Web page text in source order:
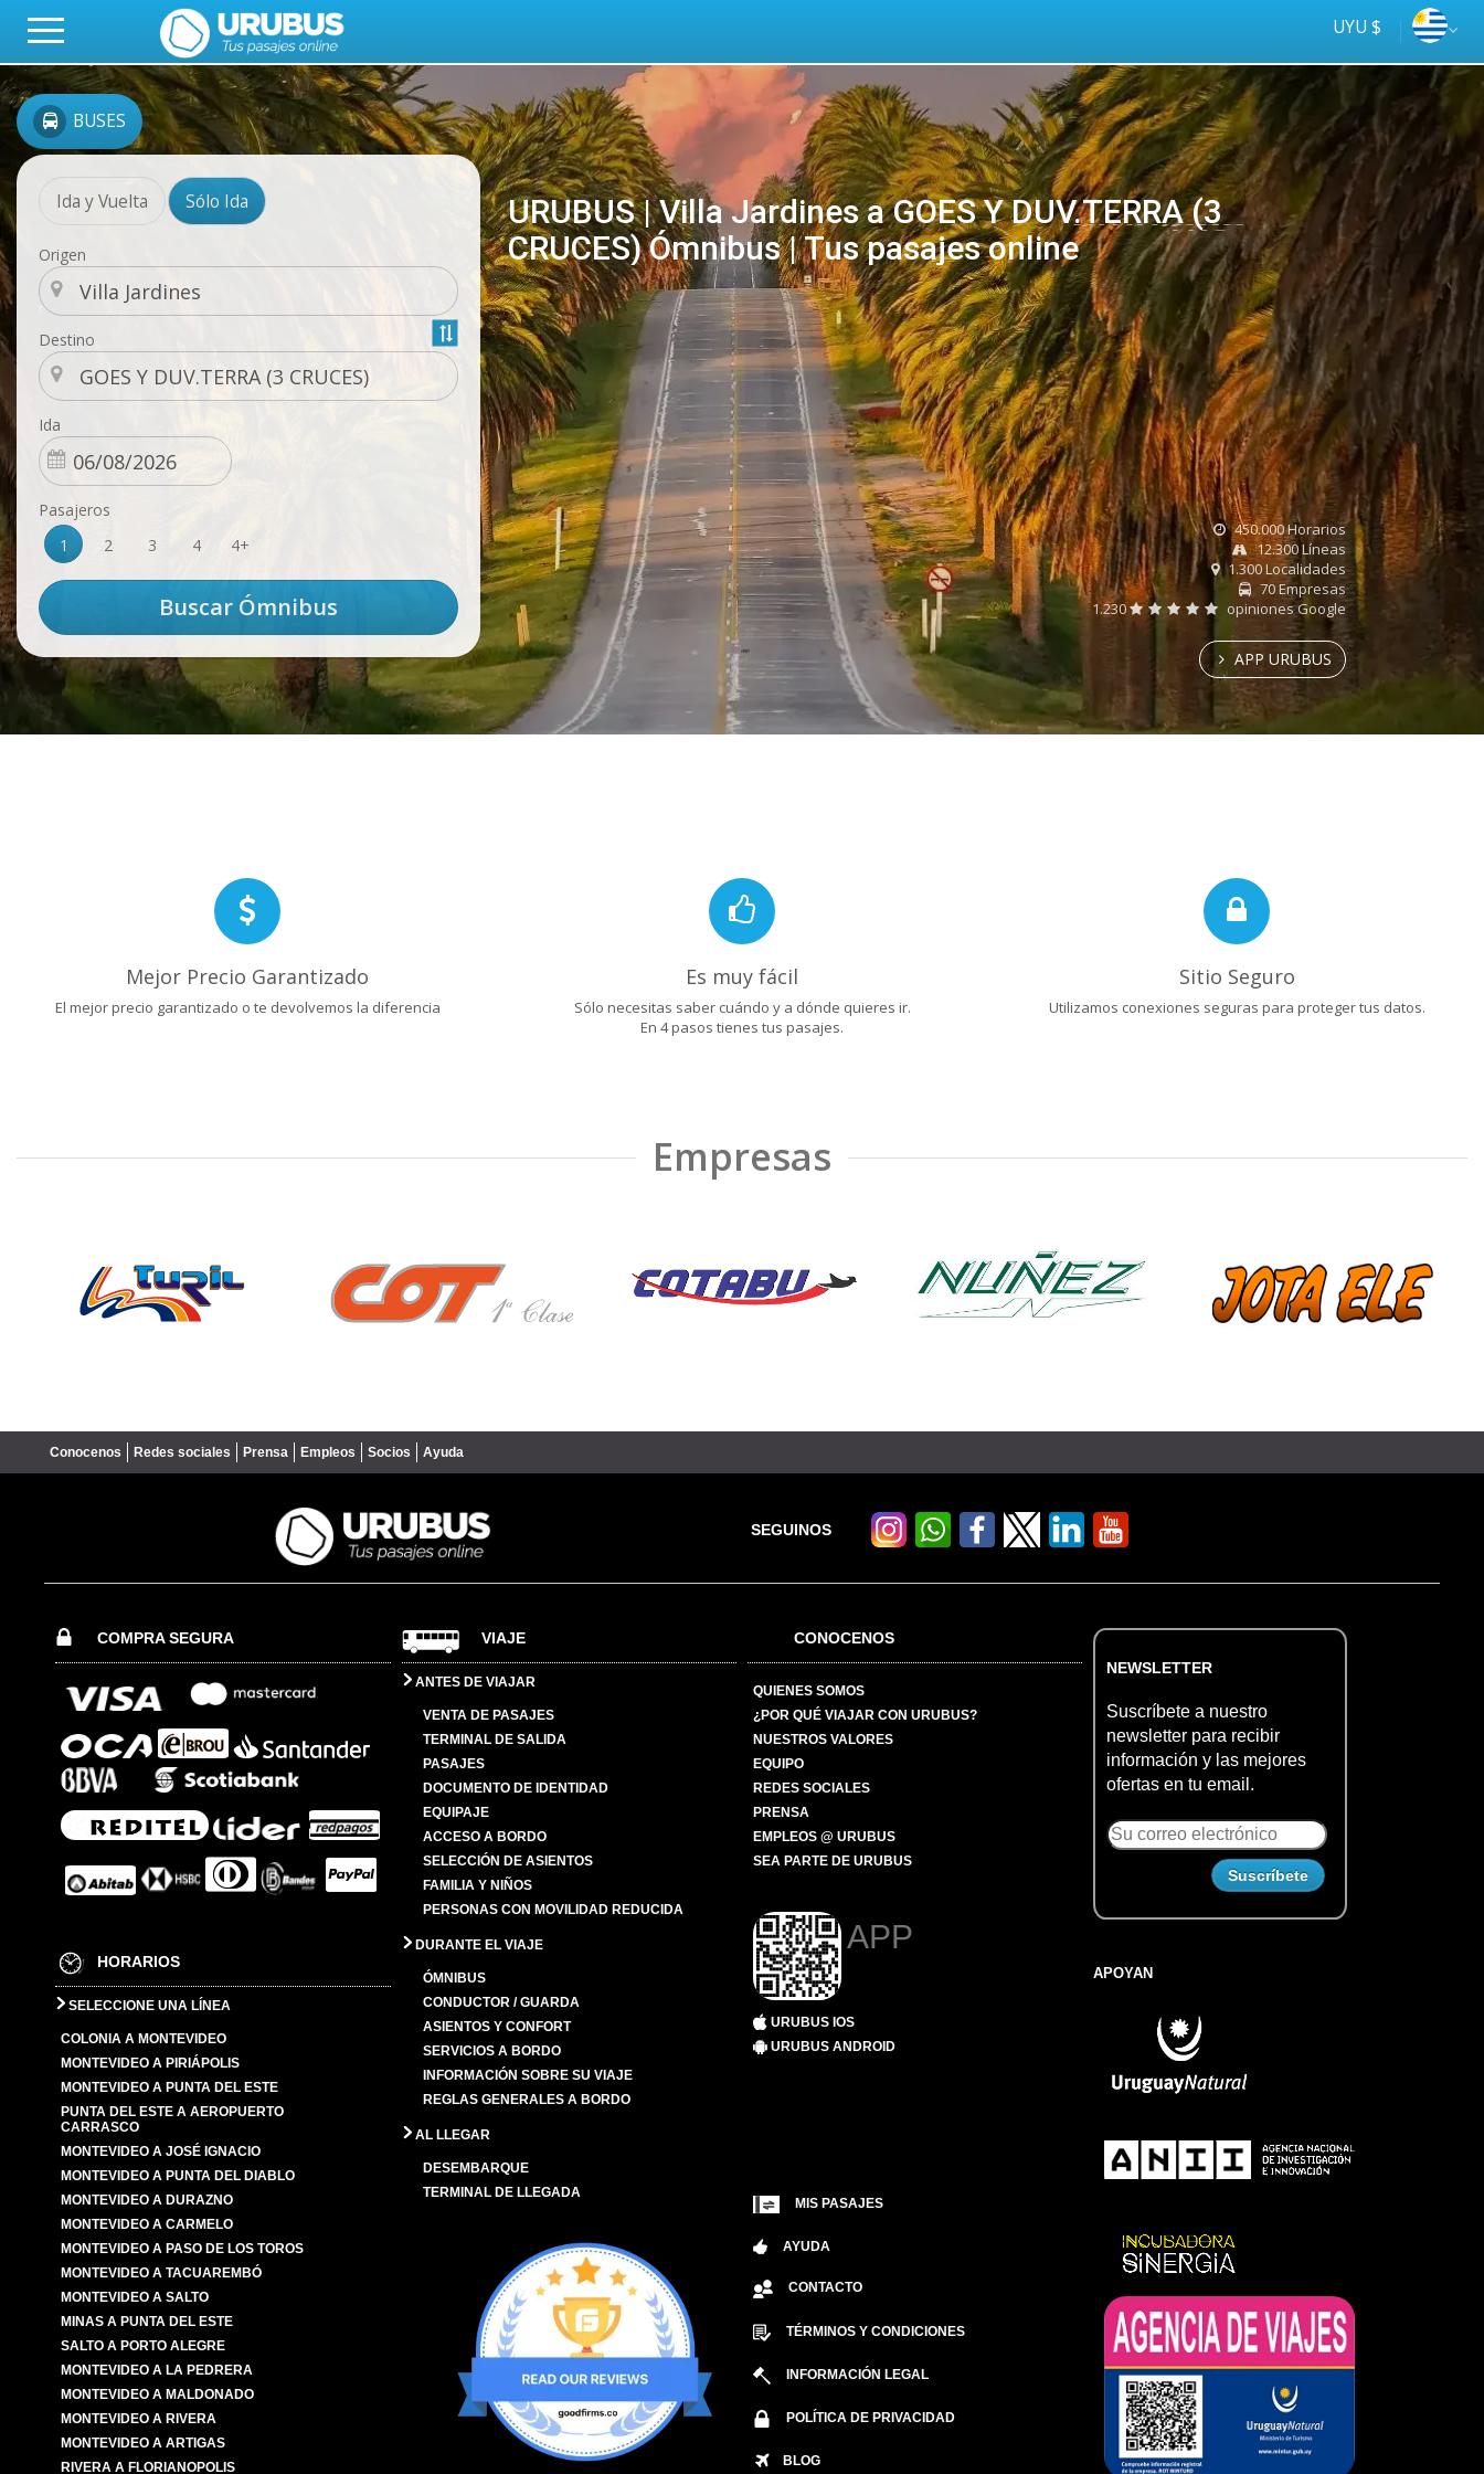
UYU $
BUSES
Ida y Vuelta Sólo Ida
Origen
Destino
Ida
Pasajeros
1
2 3 4 4+
URUBUS | Villa Jardines a GOES Y DUV.TERRA (3
CRUCES) Ómnibus | Tus pasajes online
online
Tus
ómnibus
450.000 Horarios
12.300 Líneas
1.300 Localidades
70 Empresas
1.230
opiniones Google
APP URUBUS
Mejor Precio Garantizado
El mejor precio garantizado o te devolvemos la diferencia
Es muy fácil
Sólo necesitas saber cuándo y a dónde quieres ir.
En 4 pasos tienes tus pasajes.
Sitio Seguro
Utilizamos conexiones seguras para proteger tus datos.
Empresas
Conocenos Redes sociales Prensa Empleos Socios Ayuda
SEGUINOS
COMPRA SEGURA
HORARIOS
SELECCIONE UNA LÍNEA
COLONIA A MONTEVIDEO
MONTEVIDEO A PIRIÁPOLIS
MONTEVIDEO A PUNTA DEL ESTE
PUNTA DEL ESTE A AEROPUERTO
CARRASCO
MONTEVIDEO A JOSÉ IGNACIO
MONTEVIDEO A PUNTA DEL DIABLO
MONTEVIDEO A DURAZNO
MONTEVIDEO A CARMELO
MONTEVIDEO A PASO DE LOS TOROS
MONTEVIDEO A TACUAREMBÓ
MONTEVIDEO A SALTO
MINAS A PUNTA DEL ESTE
SALTO A PORTO ALEGRE
MONTEVIDEO A LA PEDRERA
MONTEVIDEO A MALDONADO
MONTEVIDEO A RIVERA
MONTEVIDEO A ARTIGAS
RIVERA A FLORIANOPOLIS
VIAJE
ANTES DE VIAJAR
VENTA DE PASAJES
TERMINAL DE SALIDA
PASAJES
DOCUMENTO DE IDENTIDAD
EQUIPAJE
ACCESO A BORDO
SELECCIÓN DE ASIENTOS
FAMILIA Y NIÑOS
PERSONAS CON MOVILIDAD REDUCIDA
DURANTE EL VIAJE
ÓMNIBUS
CONDUCTOR / GUARDA
ASIENTOS Y CONFORT
SERVICIOS A BORDO
INFORMACIÓN SOBRE SU VIAJE
REGLAS GENERALES A BORDO
AL LLEGAR
DESEMBARQUE
TERMINAL DE LLEGADA
CONOCENOS
QUIENES SOMOS
¿POR QUÉ VIAJAR CON URUBUS?
NUESTROS VALORES
EQUIPO
REDES SOCIALES
PRENSA
EMPLEOS @ URUBUS
SEA PARTE DE URUBUS
APP
URUBUS IOS
URUBUS ANDROID
MIS PASAJES
AYUDA
CONTACTO
TÉRMINOS Y CONDICIONES
INFORMACIÓN LEGAL
POLÍTICA DE PRIVACIDAD
BLOG
NEWSLETTER
Suscríbete a nuestro
newsletter para recibir
información y las mejores
ofertas en tu email.
APOYAN